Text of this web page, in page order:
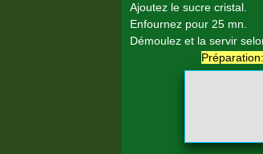
Ajoutez le sucre cristal.
Enfournez pour 25 mn.
Démoulez et la servir
Préparation: